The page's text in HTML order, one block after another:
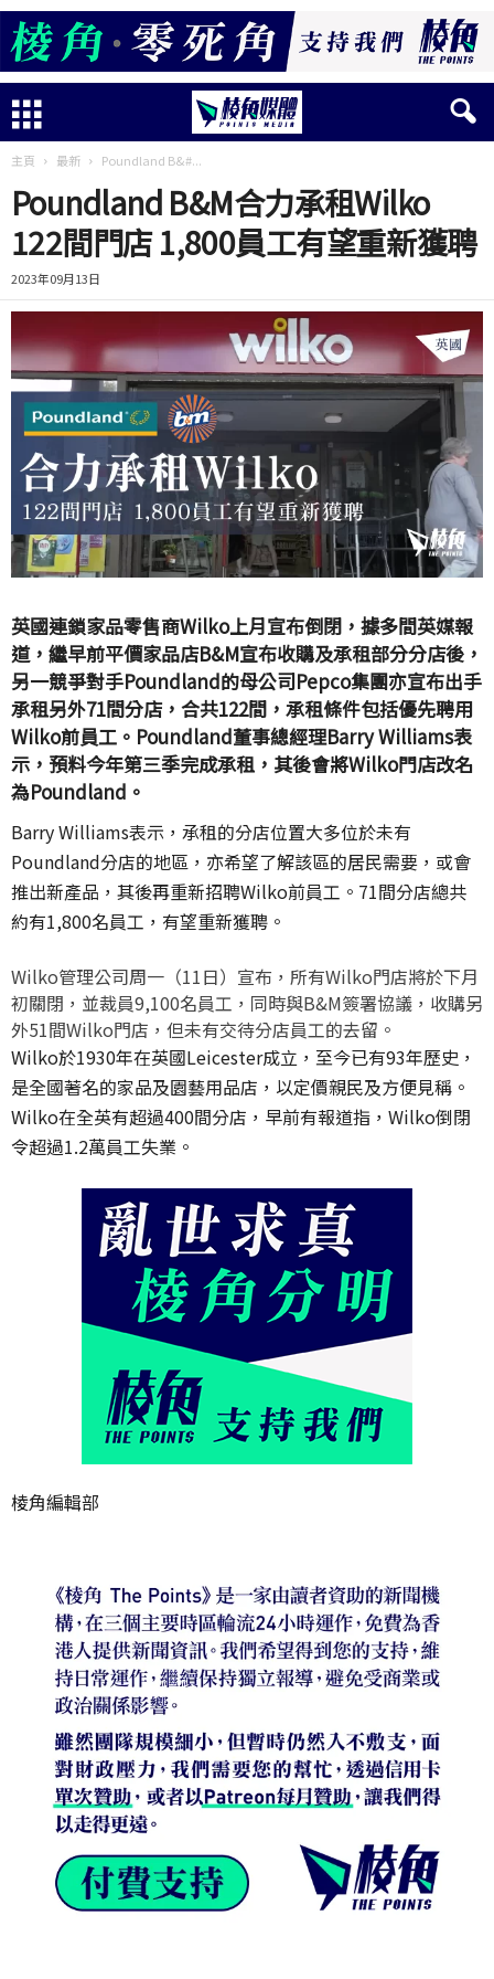
主頁 最新 Poundland B&#...
Poundland B&M合力承租Wilko
122間門店 1,800員工有望重新獲聘
2023年09月13日
英國連鎖家品零售商Wilko上月宣布倒閉，據多間英媒報
道，繼早前平價家品店B&M宣布收購及承租部分分店後，
另一競爭對手Poundland的母公司Pepco集團亦宣布出手
承租另外71間分店，合共122間，承租條件包括優先聘用
Wilko前員工。Poundland董事總經理Barry Williams表
示，預料今年第三季完成承租，其後會將Wilko門店改名
為Poundland。
Barry Williams表示，承租的分店位置大多位於未有
Poundland分店的地區，亦希望了解該區的居民需要，或會
推出新產品，其後再重新招聘Wilko前員工。71間分店總共
約有1,800名員工，有望重新獲聘。
Wilko管理公司周一（11日）宣布，所有Wilko門店將於下月
初關閉，並裁員9,100名員工，同時與B&M簽署協議，收購另
外51間Wilko門店，但未有交待分店員工的去留。
Wilko於1930年在英國Leicester成立，至今已有93年歷史，
是全國著名的家品及園藝用品店，以定價親民及方便見稱。
Wilko在全英有超過400間分店，早前有報道指，Wilko倒閉
令超過1.2萬員工失業。
棱角編輯部